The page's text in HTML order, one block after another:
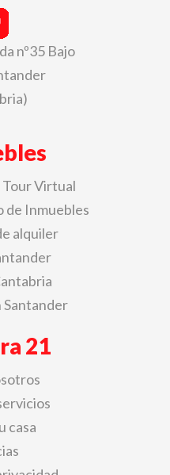
nº35 Bajo
Virtual
de Inmuebles
alquiler
Santander
21
casa